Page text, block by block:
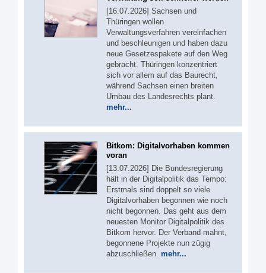
[16.07.2026] Sachsen und
Thüringen wollen
Verwaltungsverfahren vereinfachen
und beschleunigen und haben dazu
neue Gesetzespakete auf den Weg
gebracht. Thüringen konzentriert
sich vor allem auf das Baurecht,
während Sachsen einen breiten
Umbau des Landesrechts plant.
mehr...
Bitkom: Digitalvorhaben kommen
voran
[13.07.2026] Die Bundesregierung
hält in der Digitalpolitik das Tempo:
Erstmals sind doppelt so viele
Digitalvorhaben begonnen wie noch
nicht begonnen. Das geht aus dem
neuesten Monitor Digitalpolitik des
Bitkom hervor. Der Verband mahnt,
begonnene Projekte nun zügig
abzuschließen. mehr...